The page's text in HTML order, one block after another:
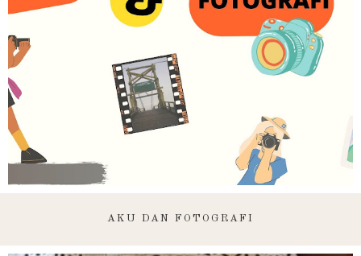
AKU DAN FOTOGRAFI